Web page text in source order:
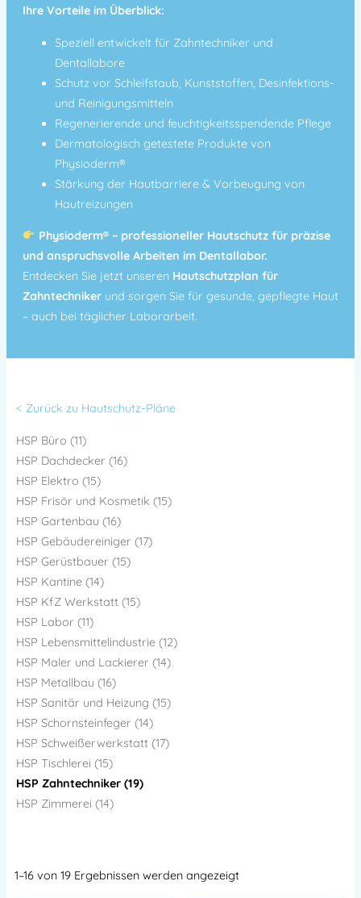
Ihre Vorteile im Überblick:
Speziell entwickelt für Zahntechniker und
Dentallabore
Schutz vor Schleifstaub, Kunststoffen, Desinfektions-
und Reinigungsmitteln
Regenerierende und feuchtigkeitsspendende Pflege
Dermatologisch getestete Produkte von
Physioderm®
Stärkung der Hautbarriere & Vorbeugung von
Hautreizungen
Physioderm® – professioneller Hautschutz für präzise
und anspruchsvolle Arbeiten im Dentallabor.
Entdecken Sie jetzt unseren Hautschutzplan für
Zahntechniker und sorgen Sie für gesunde, gepflegte Haut
– auch bei täglicher Laborarbeit.
< Zurück zu Hautschutz-Pläne
HSP Büro (11)
HSP Dachdecker (16)
HSP Elektro (15)
HSP Frisör und Kosmetik (15)
HSP Gartenbau (16)
HSP Gebäudereiniger (17)
HSP Gerüstbauer (15)
HSP Kantine (14)
HSP KfZ Werkstatt (15)
HSP Labor (11)
HSP Lebensmittelindustrie (12)
HSP Maler und Lackierer (14)
HSP Metallbau (16)
HSP Sanitär und Heizung (15)
HSP Schornsteinfeger (14)
HSP Schweißerwerkstatt (17)
HSP Tischlerei (15)
HSP Zahntechniker (19)
HSP Zimmerei (14)
1–16 von 19 Ergebnissen werden angezeigt